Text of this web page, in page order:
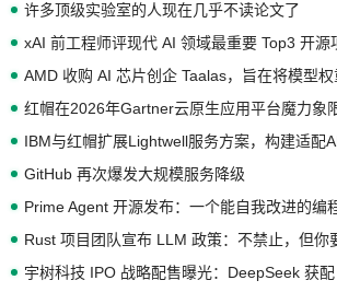
许多顶级实验室的人现在几乎不读论文了
xAI 前工程师评现代 AI 领域最重要 Top3 开源
红帽在2026年Gartner云原生应用平台魔力象
GitHub 再次爆发大规模服务降级